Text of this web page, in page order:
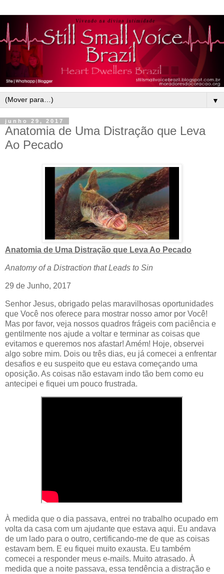
▼
junho 29, 2017
Anatomia de Uma Distração que Leva
Ao Pecado
Anatomia de Uma Distração que Leva Ao Pecado
Anatomy of a Distraction that Leads to Sin
29 de Junho, 2017
Senhor Jesus, obrigado pelas maravilhosas oportunidades
que Você nos oferece para mostrar nosso amor por Você!
Mas por favor, veja nossos quadros frágeis com paciência e
gentilmente nos ajude a voltar e terminar as coisas que
evitamos e queremos nos afastar! Amém! Hoje, observei
algo sobre mim. Dois ou três dias, eu já comecei a enfrentar
desafios e eu suspeito que eu estava começando uma
oposição. As coisas não estavam indo tão bem como eu
antecipei e fiquei um pouco frustrada.
À medida que o dia passava, entrei no trabalho ocupado em
volta da casa com um ajudante que estava aqui. Eu andava
de um lado para o outro, certificando-me de que as coisas
estavam bem. E eu fiquei muito exausta. Eu também
comecei a responder meus e-mails. Muito atrasado. À
medida que a noite passava, essa tendência a distração e